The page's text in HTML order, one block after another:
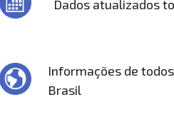
Dados atualizados
Informações de
Brasil